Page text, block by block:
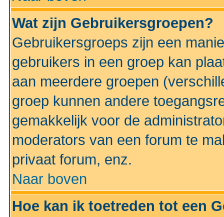
Wat zijn Gebruikersgroepen?
Gebruikersgroeps zijn een
gebruikers in een groep kan
aan meerdere groepen
groep kunnen andere
gemakkelijk voor de
moderators van een forum te
privaat forum, enz.
Naar boven
Hoe kan ik toetreden tot een